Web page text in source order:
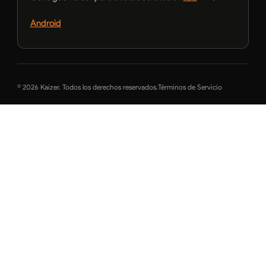
Android
© 2026 Kaizer. Todos los derechos reservados.Términos de Servicio